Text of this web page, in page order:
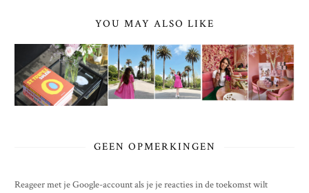
YOU MAY ALSO LIKE
GEEN OPMERKINGEN
Reageer met je Google-account als je je reacties in de toekomst wilt